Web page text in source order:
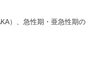
）、急性期・亜急性期の